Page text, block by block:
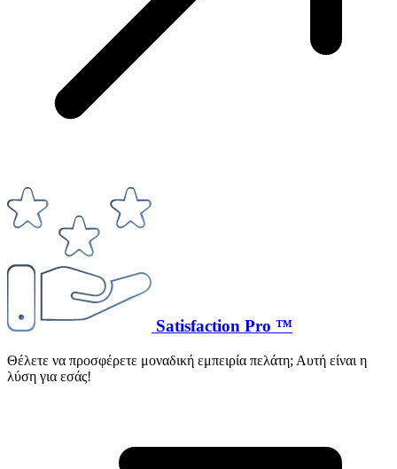
Satisfaction Pro ™
Θέλετε να προσφέρετε μοναδική εμπειρία πελάτη; Αυτή είναι η
λύση για εσάς!